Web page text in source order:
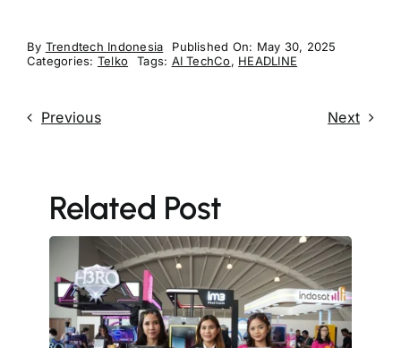
By Trendtech Indonesia
Published On: May 30, 2025
Categories: Telko Tags: AI TechCo, HEADLINE
Previous Next
Related Post